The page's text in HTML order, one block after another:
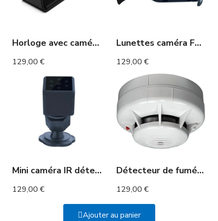
Horloge avec caméra WiFi Full HD et détection de mouvement
129,00 €
Lunettes caméra Full HD 90 minutes
129,00 €
Mini caméra IR détection de mouvement 2h Full HD
129,00 €
Détecteur de fumée caméra WIFI accessible à distance
129,00 €
Ajouter au panier